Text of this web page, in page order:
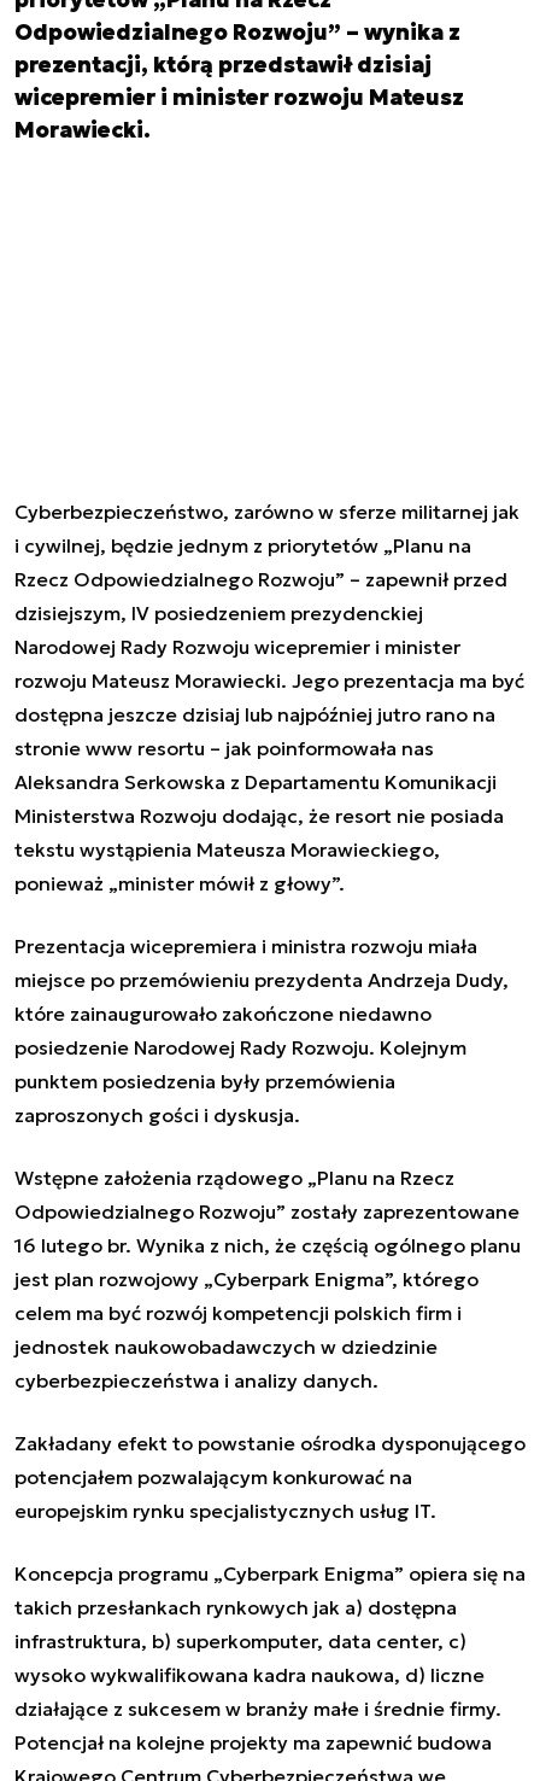
Odpowiedzialnego Rozwoju” – wynika z
prezentacji, którą przedstawił dzisiaj
wicepremier i minister rozwoju Mateusz
Morawiecki.
Cyberbezpieczeństwo, zarówno w sferze militarnej jak
i cywilnej, będzie jednym z priorytetów „Planu na
Rzecz Odpowiedzialnego Rozwoju” – zapewnił przed
dzisiejszym, IV posiedzeniem prezydenckiej
Narodowej Rady Rozwoju wicepremier i minister
rozwoju Mateusz Morawiecki. Jego prezentacja ma być
dostępna jeszcze dzisiaj lub najpóźniej jutro rano na
stronie www resortu – jak poinformowała nas
Aleksandra Serkowska z Departamentu Komunikacji
Ministerstwa Rozwoju dodając, że resort nie posiada
tekstu wystąpienia Mateusza Morawieckiego,
ponieważ „minister mówił z głowy”.
Prezentacja wicepremiera i ministra rozwoju miała
miejsce po przemówieniu prezydenta Andrzeja Dudy,
które zainaugurowało zakończone niedawno
posiedzenie Narodowej Rady Rozwoju. Kolejnym
punktem posiedzenia były przemówienia
zaproszonych gości i dyskusja.
Wstępne założenia rządowego „Planu na Rzecz
Odpowiedzialnego Rozwoju” zostały zaprezentowane
16 lutego br. Wynika z nich, że częścią ogólnego planu
jest plan rozwojowy „Cyberpark Enigma”, którego
celem ma być rozwój kompetencji polskich firm i
jednostek naukowobadawczych w dziedzinie
cyberbezpieczeństwa i analizy danych.
Zakładany efekt to powstanie ośrodka dysponującego
potencjałem pozwalającym konkurować na
europejskim rynku specjalistycznych usług IT.
Koncepcja programu „Cyberpark Enigma” opiera się na
takich przesłankach rynkowych jak a) dostępna
infrastruktura, b) superkomputer, data center, c)
wysoko wykwalifikowana kadra naukowa, d) liczne
działające z sukcesem w branży małe i średnie firmy.
Potencjał na kolejne projekty ma zapewnić budowa
Krajowego Centrum Cyberbezpieczeństwa we